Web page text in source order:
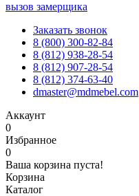
вызов замерщика
Заказать звонок
8 (800) 300-82-84
8 (812) 938-28-54
8 (812) 907-28-54
8 (812) 374-63-40
dmaster@mdmebel.com
Аккаунт
0
Избранное
0
Ваша корзина пуста!
Корзина
Каталог